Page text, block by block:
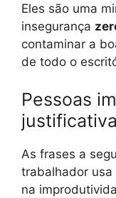
Eles são uma
insegurança
contaminar a
de todo o
Pessoas
As frases a
trabalhador usa
na